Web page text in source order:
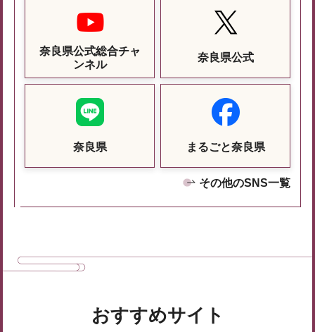
奈良県公式総合チャ
ンネル
奈良県公式
奈良県 まるごと奈良県
その他のSNS一覧
おすすめサイト